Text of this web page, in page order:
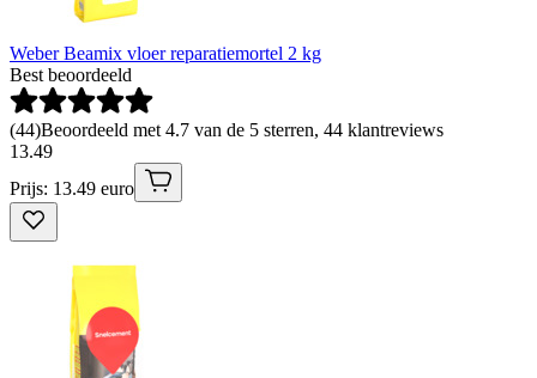
Weber Beamix vloer reparatiemortel 2 kg
Best beoordeeld
(44)Beoordeeld met 4.7 van de 5 sterren, 44 klantreviews
13.49
Prijs: 13.49 euro